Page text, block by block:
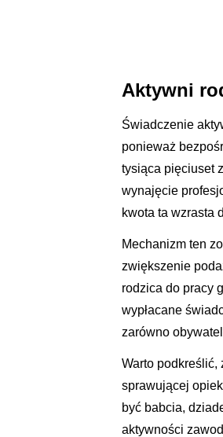
Aktywni
Świadczenie
ponieważ
tysiąca pięciuset
wynajęcie
kwota ta wzrasta
Mechanizm ten
zwiększenie
rodzica do pracy
wypłacane
zarówno
Warto podkreślić,
sprawującej
być babcia,
aktywności